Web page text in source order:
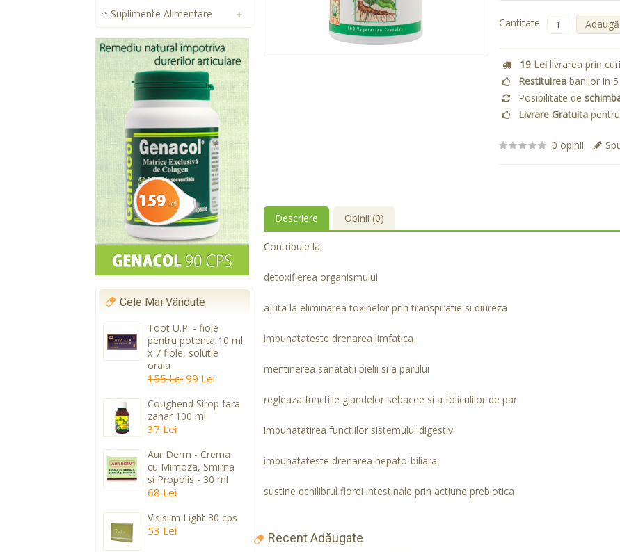
Suplimente Alimentare
Cele Mai Vândute
Toot U.P. - fiole
pentru potenta 10 ml
x 7 fiole, solutie
orala
155 Lei 99 Lei
Coughend Sirop fara
zahar 100 ml
37 Lei
Aur Derm - Crema
cu Mimoza, Smirna
si Propolis - 30 ml
68 Lei
Visislim Light 30 cps
53 Lei
Cantitate
19 Leilivrarea prin
Restituireabanilor in
Posibilitate de
Livrare Gratuitapentru
0 opinii
Descriere Opinii (0)
Contribuie la:
detoxifierea organismului
ajuta la eliminarea toxinelor prin transpiratie si diureza
imbunatateste drenarea limfatica
mentinerea sanatatii pielii si a parului
regleaza functiile glandelor sebacee si a foliculilor de par
imbunatatirea functiilor sistemului digestiv:
imbunatateste drenarea hepato-biliara
sustine echilibrul florei intestinale prin actiune prebiotica
Recent Adăugate